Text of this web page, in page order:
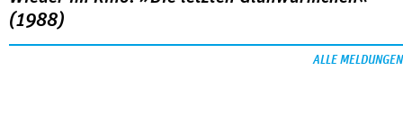
(1988)
ALLE MELDUNGEN